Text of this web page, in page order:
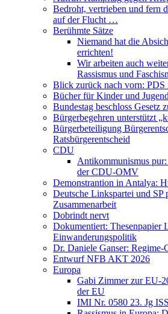
Bedroht, vertrieben und fern
auf der Flucht …
Berühmte Sätze
Niemand hat die
errichten!
Wir arbeiten auch
Rassismus und
Blick zurück nach vorn: PDS
Bücher für Kinder und
Bundestag beschloss Gesetz
Bürgerbegehren unterstützt
Bürgerbeteiligung
Ratsbürgerentscheid
CDU
Antikommunismus
der CDU-OMV
Demonstrantion in Antalya:
Deutsche Linkspartei und SP
Zusammenarbeit
Dobrindt nervt
Dokumentiert: Thesenpapier
Einwanderungspolitik
Dr. Daniele Ganser: Regime-
Entwurf NFB AKT 2026
Europa
Gabi Zimmer zur EU-
der EU
IMI Nr. 0580 23. Jg